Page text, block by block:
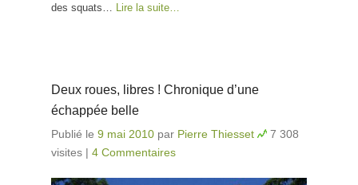
des squats… Lire la suite…
Deux roues, libres ! Chronique d’une
échappée belle
Publié le 9 mai 2010 par Pierre Thiesset
7 308
visites | 4 Commentaires